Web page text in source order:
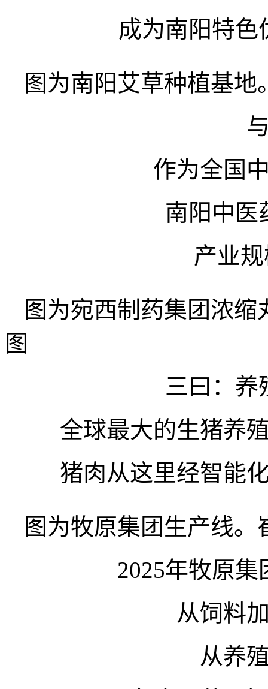
成为南阳特色
图为南阳艾草种植基
作为全国
南阳中医
产业
图为宛西制药集团浓
图
三曰：养
全球最大的生猪养
猪肉从这里经智能
图为牧原集团生产线
2025年牧原集
从饲料
从养